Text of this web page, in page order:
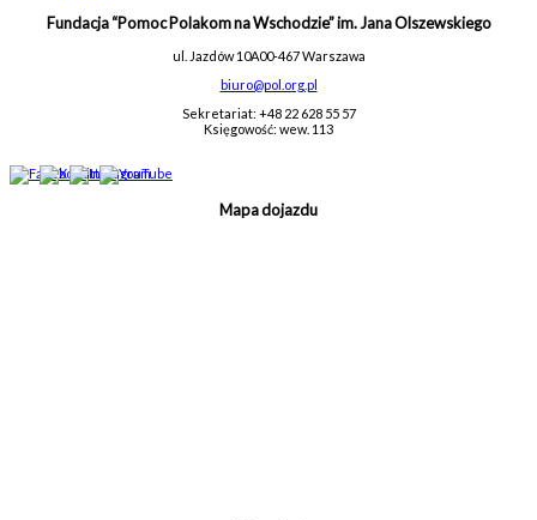
Fundacja “Pomoc Polakom na Wschodzie” im. Jana Olszewskiego
ul. Jazdów 10A00-467 Warszawa
biuro@pol.org.pl
Sekretariat: +48 22 628 55 57
Księgowość: wew. 113
Mapa dojazdu